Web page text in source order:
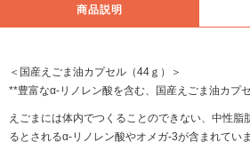
商品説明
＜国産えごま油カプセル（44ｇ）＞
**豊富なα-リノレン酸を含む、国産えごま油カプ
えごまには体内でつくることのできない、中性脂
るとされるα-リノレン酸やオメガ-3が含まれていま